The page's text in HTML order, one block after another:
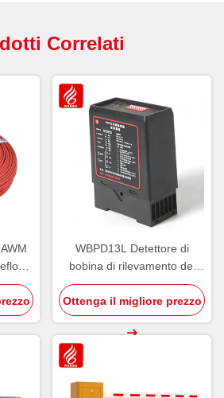
Correlati
WBPD13L Detettore di
bobina di rilevamento del
suolo singolo-loop
Parcheggio ingresso uscita
PMS
Ottenga il migliore prezzo